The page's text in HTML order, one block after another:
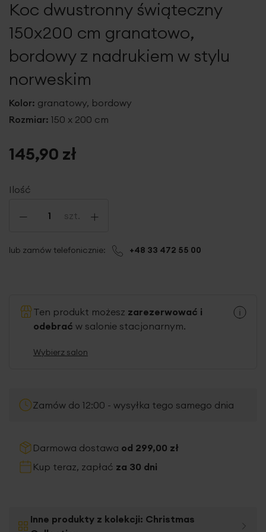
galeriiKoc dwustronny świąteczny
150x200 cm granatowo,
bordowy z nadrukiem w stylu
norweskim
Kolor: granatowy, bordowy
Rozmiar: 150 x 200 cm
Ilość
- szt. +
145,90 zł
lub zamów telefonicznie: +48 33 472 55 00
Ten produkt możesz zarezerwować i
odebrać w salonie stacjonarnym.
Wybierz salon
Zamów do 12:00 - wysyłka tego samego dnia
Darmowa dostawa od 299,00 zł
Kup teraz, zapłać za 30 dni
Inne produkty z kolekcji: Christmas